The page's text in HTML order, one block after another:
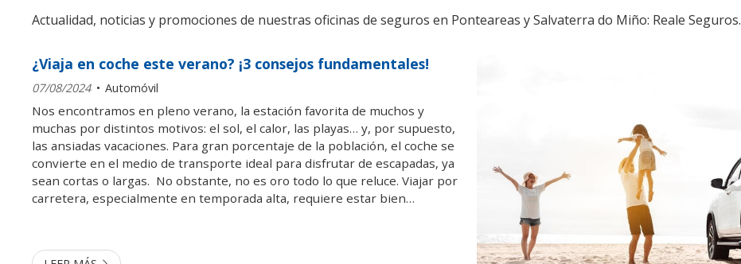
Actualidad, noticias y promociones de nuestras oficinas de seguros en Ponteareas y Salvaterra do Miño: Reale Seguros.
¿Viaja en coche este verano? ¡3 consejos fundamentales!
07/08/2024 Automóvil
Nos encontramos en pleno verano, la estación favorita de muchos y
muchas por distintos motivos: el sol, el calor, las playas… y, por supuesto,
las ansiadas vacaciones. Para gran porcentaje de la población, el coche se
convierte en el medio de transporte ideal para disfrutar de escapadas, ya
sean cortas o largas. No obstante, no es oro todo lo que reluce. Viajar por
carretera, especialmente en temporada alta, requiere estar bien